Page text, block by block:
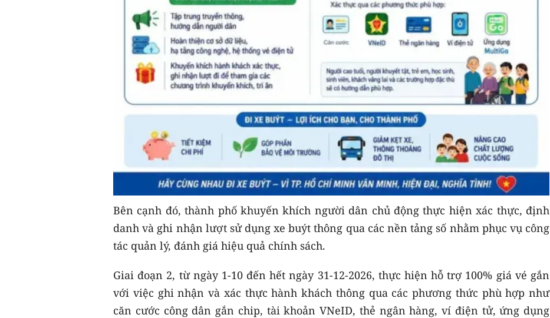
Bên cạnh đó, thành phố khuyến khích người dân chủ động thực hiện xác thực, định
danh và ghi nhận lượt sử dụng xe buýt thông qua các nền tảng số nhằm phục vụ công
tác quản lý, đánh giá hiệu quả chính sách.
Giai đoạn 2, từ ngày 1-10 đến hết ngày 31-12-2026, thực hiện hỗ trợ 100% giá vé gắn
với việc ghi nhận và xác thực hành khách thông qua các phương thức phù hợp như
căn cước công dân gắn chip, tài khoản VNeID, thẻ ngân hàng, ví điện tử, ứng dụng